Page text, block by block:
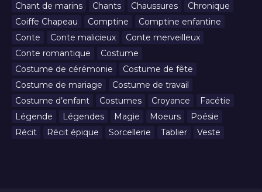
Chant de marins
Chants Chaussures
Chronique
Coiffe Chapeau
Comptine
Comptine enfantine
Conte
Conte malicieux
Conte merveilleux
Conte romantique
Costume
Costume de cérémonie
Costume de fête
Costume de mariage
Costume de travail
Costume d’enfant
Costumes Croyance
Facétie
Légende
Légendes Magie Moeurs
Poésie
Récit
Récit épique Sorcellerie Tablier Veste